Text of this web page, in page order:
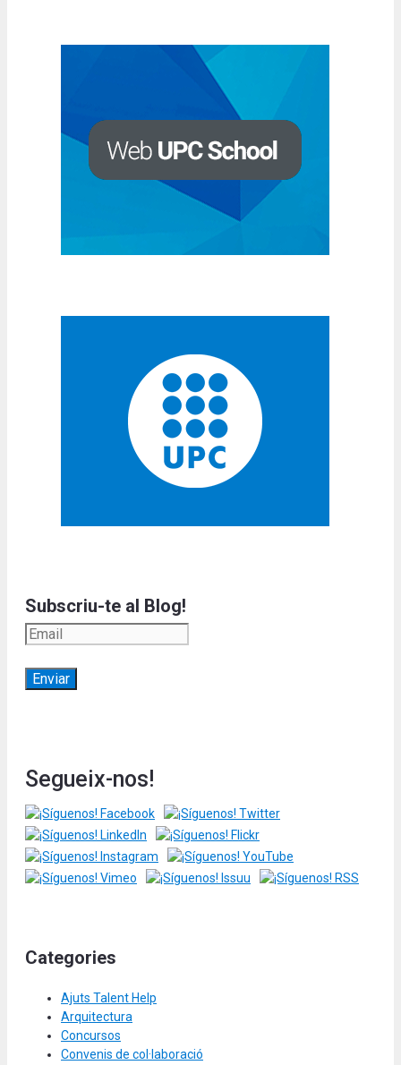
Subscriu-te al Blog!
Segueix-nos!
Categories
Ajuts Talent Help
Arquitectura
Concursos
Convenis de col·laboració